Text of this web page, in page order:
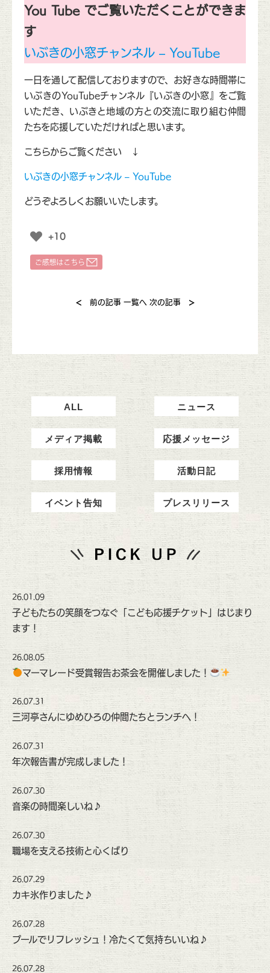
You Tube でご覧いただくことができま
す
いぶきの小窓チャンネル – YouTube
一日を通して配信しておりますので、お好きな時間帯に
いぶきのYouTubeチャンネル『いぶきの小窓』をご覧
いただき、いぶきと地域の方との交流に取り組む仲間
たちを応援していただければと思います。
こちらからご覧ください ↓
いぶきの小窓チャンネル – YouTube
どうぞよろしくお願いいたします。
+10
< 前の記事 一覧へ 次の記事 >
ALL ニュース
メディア掲載 応援メッセージ
採用情報 活動日記
イベント告知 プレスリリース
26.01.09
子どもたちの笑顔をつなぐ「こども応援チケット」はじまり
ます！
26.08.05
マーマレード受賞報告お茶会を開催しました！
26.07.31
三河亭さんにゆめひろの仲間たちとランチへ！
26.07.31
年次報告書が完成しました！
26.07.30
音楽の時間楽しいね♪
26.07.30
職場を支える技術と心くばり
26.07.29
カキ氷作りました♪
26.07.28
プールでリフレッシュ！冷たくて気持ちいいね♪
26.07.28